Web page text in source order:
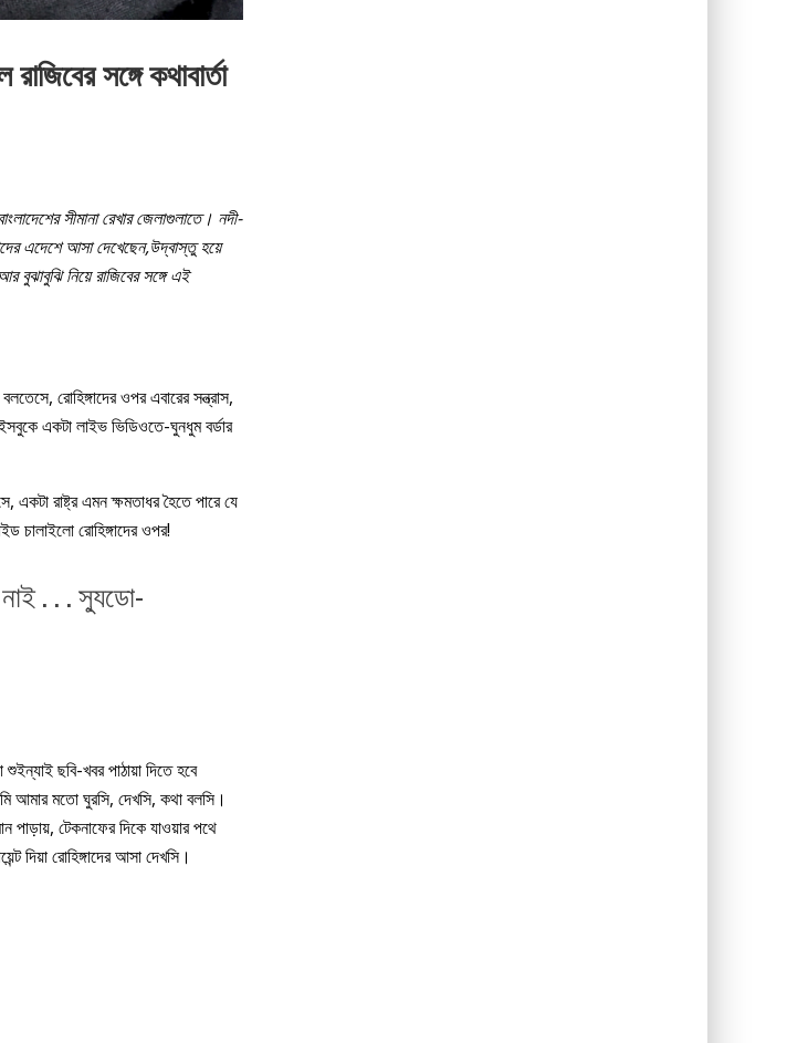
সঙ্গে কথাবার্তা
সীমানা রেখার জেলাগুলাতে। নদী-
এদেশে আসা দেখেছেন,উদ্বাস্তু হয়ে
বুঝাবুঝি নিয়ে রাজিবের সঙ্গে এই
রোহিঙ্গাদের ওপর এবারের সন্ত্রাস,
একটা লাইভ ভিডিওতে-ঘুনধুম বর্ডার
রাষ্ট্র এমন ক্ষমতাধর হৈতে পারে যে
চালাইলো রোহিঙ্গাদের ওপর!
. . . স্যুডো-
ছবি-খবর পাঠায়া দিতে হবে
আমার মতো ঘুরসি, দেখসি, কথা বলসি।
পাড়ায়, টেকনাফের দিকে যাওয়ার পথে
দিয়া রোহিঙ্গাদের আসা দেখসি।